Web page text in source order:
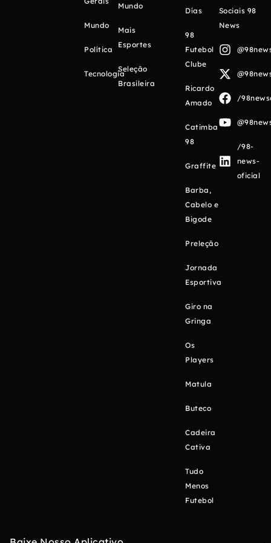
Mundo
Política
Tecnologia
Mundo
Mais
Esportes
Seleção
Brasileira
Días
98
Futebol
Clube
Ricardo
Amado
Catimba
98
Graffite
Barba,
Cabelo e
Bigode
Preleção
Jornada
Esportiva
Giro na
Gringa
Os
Players
Matula
Buteco
Cadeira
Cativa
Tudo
Menos
Futebol
Sociais 98
News
/
/98-
news-
oficial